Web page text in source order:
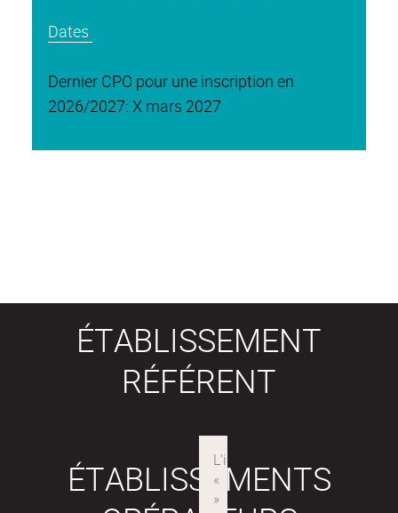
Dates
Dernier CPO pour une inscription en
2026/2027: X mars 2027
ÉTABLISSEMENT
RÉFÉRENT
ÉTABLISSEMENTS